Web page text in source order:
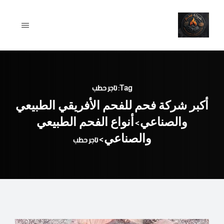
content
Tag: تاجر حطب
أكبر شركة فحم للفحم الأفريقي الطبيعي
والصناعي>أنواع الفحم الطبيعي
والصناعي>تاجر حطب